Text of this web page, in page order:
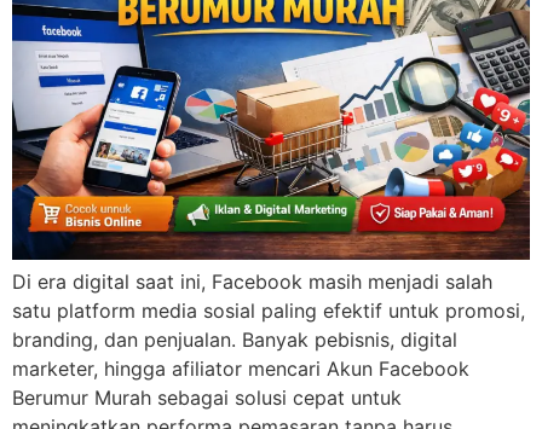
Di era digital saat ini, Facebook masih menjadi salah
satu platform media sosial paling efektif untuk promosi,
branding, dan penjualan. Banyak pebisnis, digital
marketer, hingga afiliator mencari Akun Facebook
Berumur Murah sebagai solusi cepat untuk